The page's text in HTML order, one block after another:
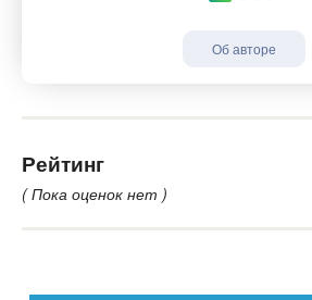
Об авторе
Рейтинг
( Пока оценок нет )